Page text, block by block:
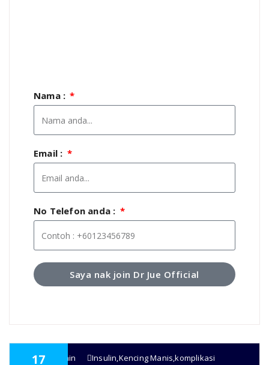
Nama :
Email :
No Telefon anda :
Saya nak join Dr Jue Official
17
super admin Insulin,Kencing Manis,komplikasi